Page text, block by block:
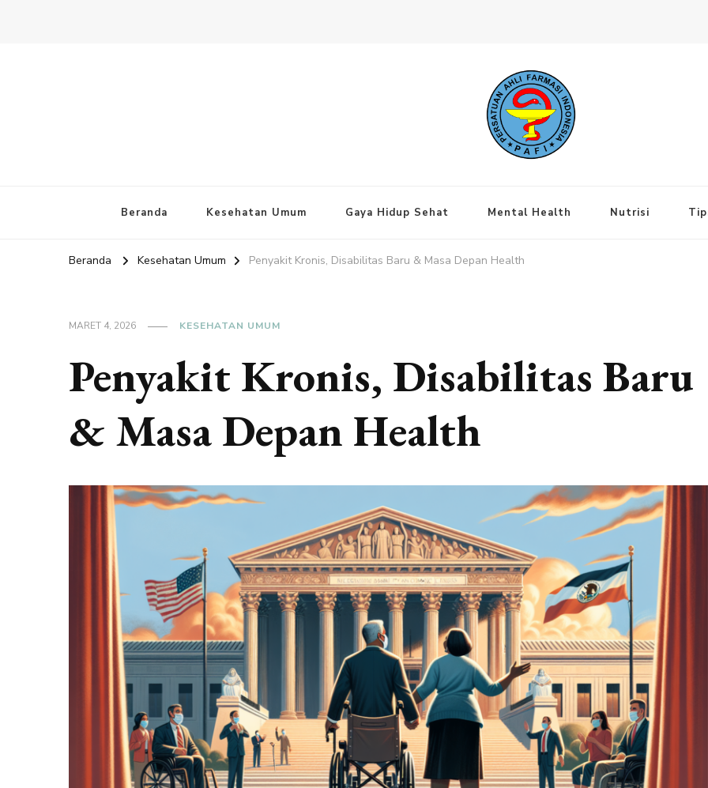
Beranda Kesehatan Umum Gaya Hidup Sehat Mental Health Nutrisi
Beranda Kesehatan Umum Penyakit Kronis, Disabilitas Baru & Masa Depan Health
MARET 4, 2026 KESEHATAN UMUM
Penyakit Kronis, Disabilitas Baru
& Masa Depan Health